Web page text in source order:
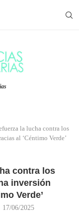
la lucha contra los
al ‘Céntimo Verde’
contra los
inversión
Verde’
17/06/2025